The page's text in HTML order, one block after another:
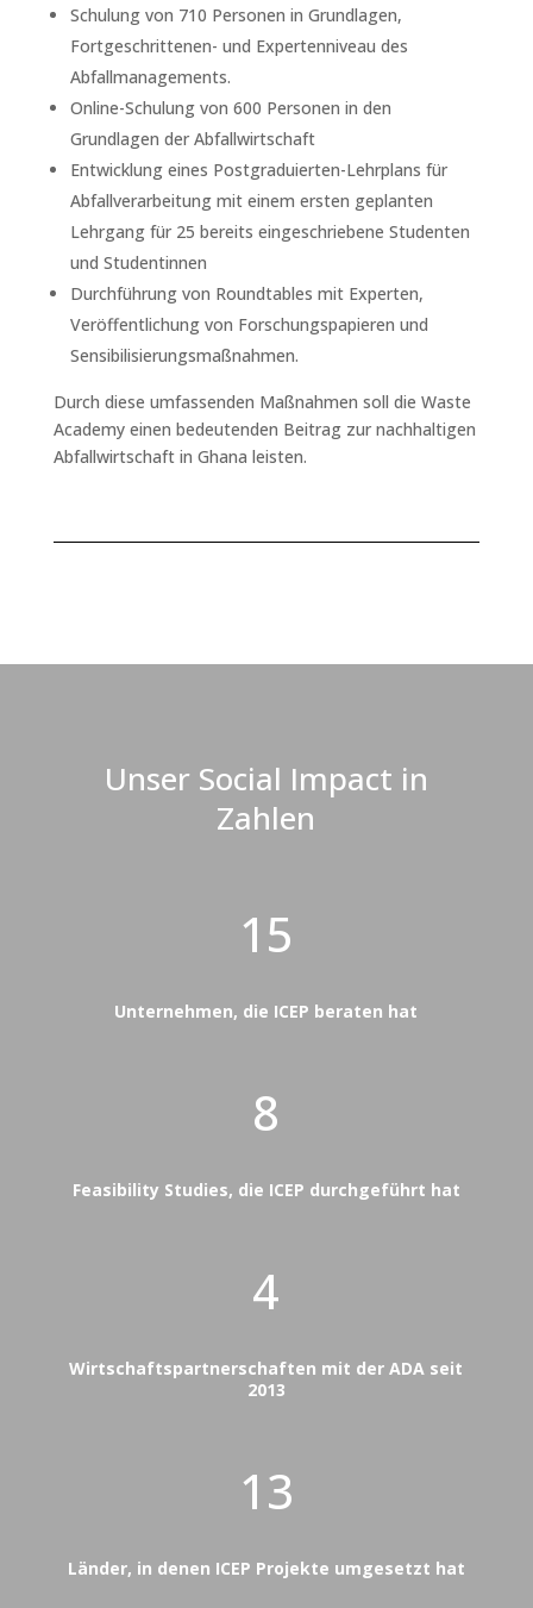
Schulung von 710 Personen in Grundlagen,
Fortgeschrittenen- und Expertenniveau des
Abfallmanagements.
Online-Schulung von 600 Personen in den
Grundlagen der Abfallwirtschaft
Entwicklung eines Postgraduierten-Lehrplans für
Abfallverarbeitung mit einem ersten geplanten
Lehrgang für 25 bereits eingeschriebene Studenten
und Studentinnen
Durchführung von Roundtables mit Experten,
Veröffentlichung von Forschungspapieren und
Sensibilisierungsmaßnahmen.
Durch diese umfassenden Maßnahmen soll die Waste
Academy einen bedeutenden Beitrag zur nachhaltigen
Abfallwirtschaft in Ghana leisten.
Unser Social Impact in
Zahlen
15
Unternehmen, die ICEP beraten hat
8
Feasibility Studies, die ICEP durchgeführt hat
4
Wirtschaftspartnerschaften mit der ADA seit
2013
13
Länder, in denen ICEP Projekte umgesetzt hat